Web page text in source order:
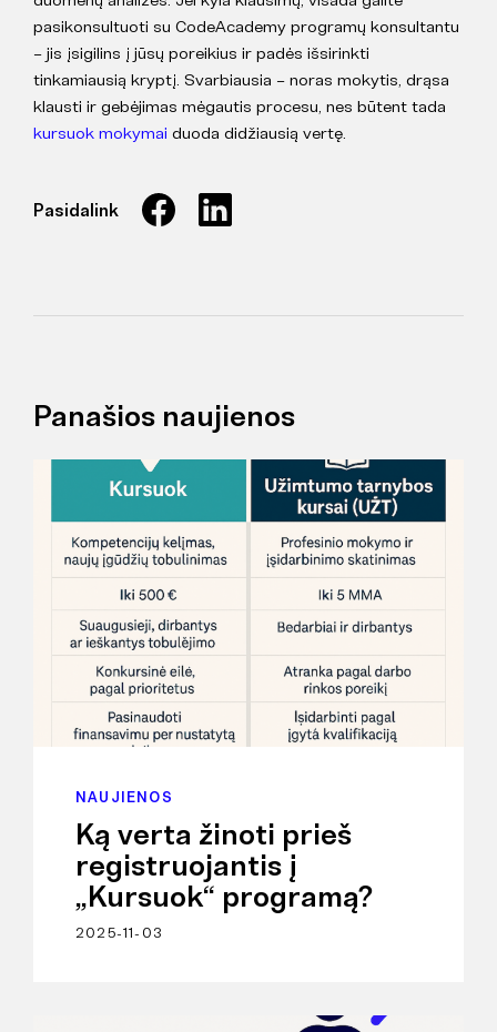
pasikonsultuoti su CodeAcademy programų konsultantu
– jis įsigilins į jūsų poreikius ir padės išsirinkti
tinkamiausią kryptį. Svarbiausia – noras mokytis, drąsa
klausti ir gebėjimas mėgautis procesu, nes būtent tada
kursuok mokymai duoda didžiausią vertę.
Pasidalink
Panašios naujienos
NAUJIENOS
Ką verta žinoti prieš
registruojantis į
„Kursuok“ programą?
2025-11-03